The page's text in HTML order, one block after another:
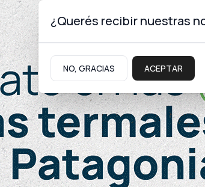
Turismo Educación
¿Querés recibir nuestras
NO, GRACIAS ACEPTAR